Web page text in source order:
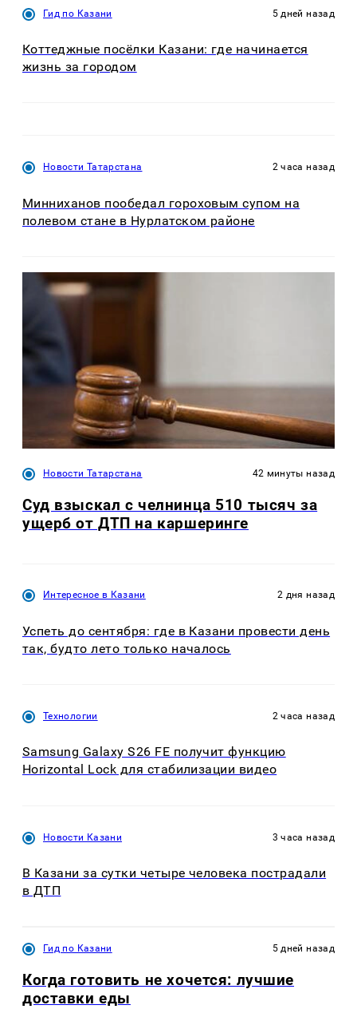
Гид по Казани 5 дней назад
Коттеджные посёлки Казани: где начинается
жизнь за городом
Новости Татарстана 2 часа назад
Минниханов пообедал гороховым супом на
полевом стане в Нурлатском районе
Новости Татарстана 42 минуты назад
Суд взыскал с челнинца 510 тысяч за
ущерб от ДТП на каршеринге
Интересное в Казани 2 дня назад
Успеть до сентября: где в Казани провести день
так, будто лето только началось
Технологии 2 часа назад
Samsung Galaxy S26 FE получит функцию
Horizontal Lock для стабилизации видео
Новости Казани 3 часа назад
В Казани за сутки четыре человека пострадали
в ДТП
Гид по Казани 5 дней назад
Когда готовить не хочется: лучшие
доставки еды